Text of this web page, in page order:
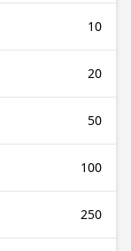
10
20
50
100
250